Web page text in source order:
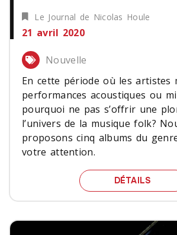
Le Journal de Nicolas Houle
21 avril 2020
Nouvelle
En cette période où les artistes
performances acoustiques ou
pourquoi ne pas s’offrir une
l’univers de la musique folk?
proposons cinq albums du
votre attention.
DÉTAILS